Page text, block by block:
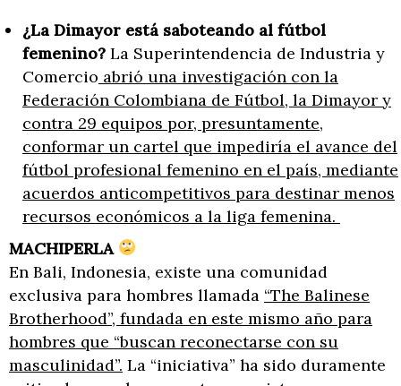
¿La Dimayor está saboteando al fútbol
femenino? La Superintendencia de Industria y
Comercio abrió una investigación con la
Federación Colombiana de Fútbol, la Dimayor y
contra 29 equipos por, presuntamente,
conformar un cartel que impediría el avance del
fútbol profesional femenino en el país, mediante
acuerdos anticompetitivos para destinar menos
recursos económicos a la liga femenina.
MACHIPERLA
En Bali, Indonesia, existe una comunidad
exclusiva para hombres llamada “The Balinese
Brotherhood”, fundada en este mismo año para
hombres que “buscan reconectarse con su
masculinidad”. La “iniciativa” ha sido duramente